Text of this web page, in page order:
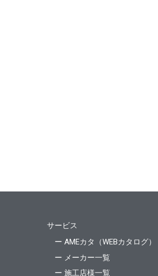
サービス
ー AMEカタ（WEBカタログ）
ー メーカー一覧
ー 施工店様一覧